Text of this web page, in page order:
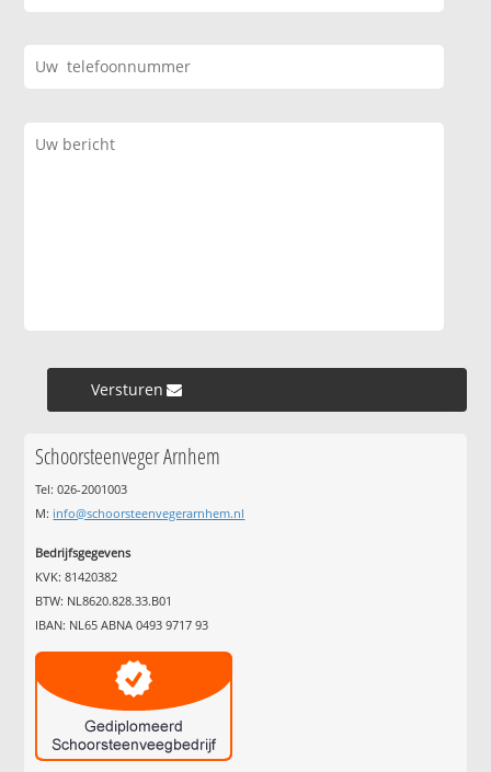
Versturen »
Schoorsteenveger Arnhem
Tel: 026-2001003
M: info@schoorsteenvegerarnhem.nl
Bedrijfsgegevens
KVK: 81420382
BTW: NL8620.828.33.B01
IBAN: NL65 ABNA 0493 9717 93